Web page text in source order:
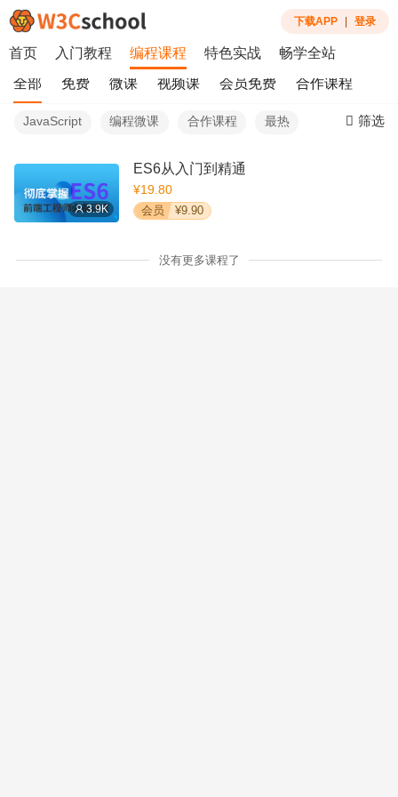
下载APP 登录
首页 入门教程 编程课程 特色实战 畅学全站
全部 免费 微课 视频课 会员免费 合作课程
JavaScript 编程微课 合作课程 最热 筛选
3.9K
ES6从入门到精通
¥19.80
会员 ¥9.90
没有更多课程了